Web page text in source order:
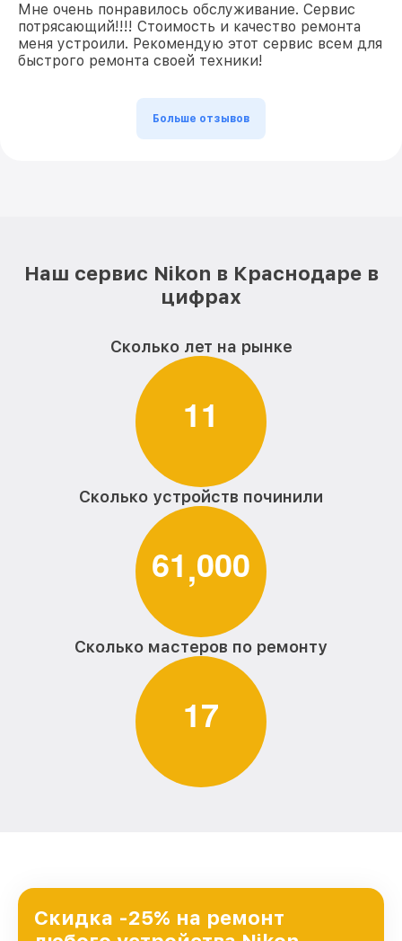
Мне очень понравилось обслуживание. Сервис
потрясающий!!!! Стоимость и качество ремонта
меня устроили. Рекомендую этот сервис всем для
быстрого ремонта своей техники!
Больше отзывов
Наш сервис Nikon в Краснодаре в
цифрах
Сколько лет на рынке
11
Сколько устройств починили
61,000
Сколько мастеров по ремонту
17
Скидка -25% на ремонт